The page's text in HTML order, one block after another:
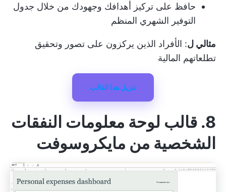
حافظ على تركيز أهدافك وجهودك من خلال جدول
التوفير الشهري المنظم
مثالي ل: الأفراد الذين يركزون على تصور وتحقيق
تطلعاتهم المالية
تنزيل هذا القالب
8. قالب لوحة معلومات النفقات
الشخصية من مايكروسوفت